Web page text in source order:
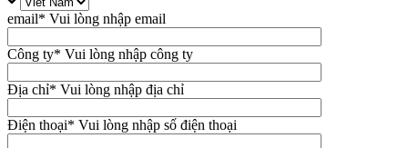
email* Vui lòng nhập email
Công ty* Vui lòng nhập công ty
Địa chỉ* Vui lòng nhập địa chỉ
Điện thoại* Vui lòng nhập số điện thoại